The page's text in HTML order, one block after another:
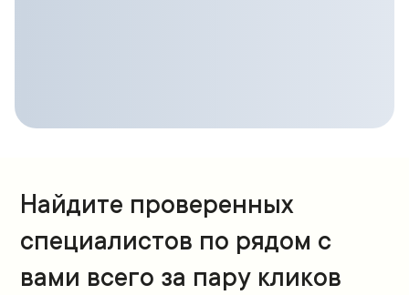
Найдите проверенных
специалистов по рядом с
вами всего за пару кликов